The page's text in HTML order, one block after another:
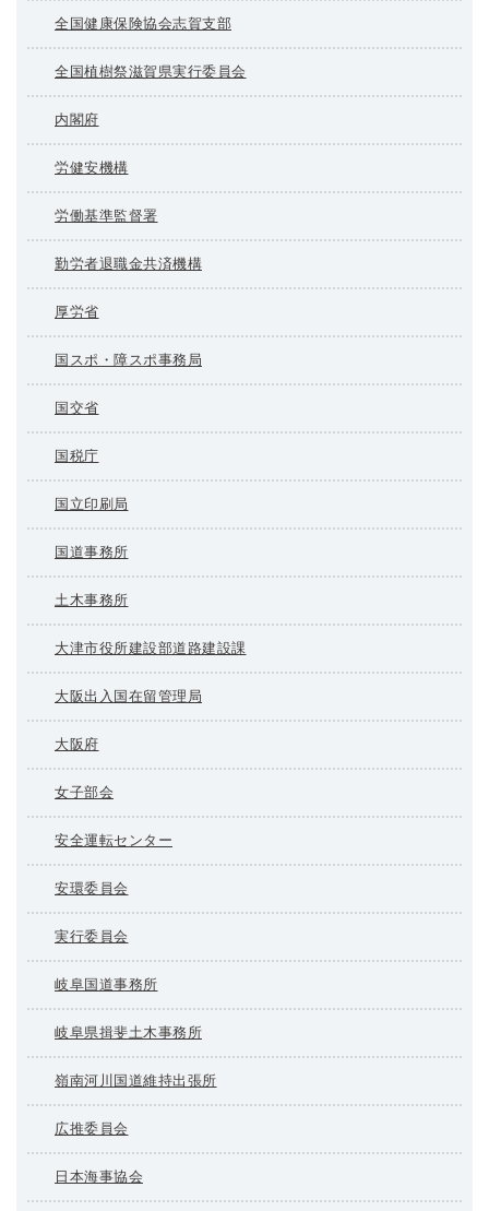
全国健康保険協会志賀支部
全国植樹祭滋賀県実行委員会
内閣府
労健安機構
労働基準監督署
勤労者退職金共済機構
厚労省
国スポ・障スポ事務局
国交省
国税庁
国立印刷局
国道事務所
土木事務所
大津市役所建設部道路建設課
大阪出入国在留管理局
大阪府
女子部会
安全運転センター
安環委員会
実行委員会
岐阜国道事務所
岐阜県揖斐土木事務所
嶺南河川国道維持出張所
広推委員会
日本海事協会